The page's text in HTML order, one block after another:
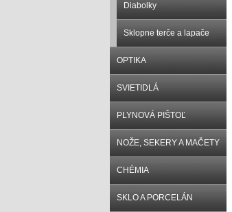
Diabolky
Sklopne terče a lapače
OPTIKA
SVIETIDLÁ
PLYNOVÁ PIŠTOĽ
NOŽE, SEKERY A MAČETY
CHÉMIA
SKLO A PORCELÁN